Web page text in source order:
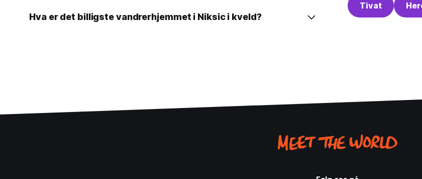
Hva er det billigste vandrerhjemmet i Niksic i kveld?
Tivat